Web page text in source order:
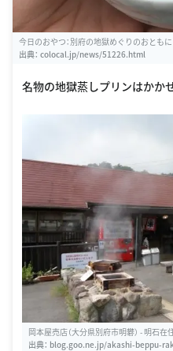
今日のおやつ：別府の地獄めぐりのおともに
出典： colocal.jp/news/51226.html
名物の地獄蒸しプリンはかか
岡本屋売店（大分県別府市明礬） - 明石在
出典： blog.goo.ne.jp/akashi-beppu-